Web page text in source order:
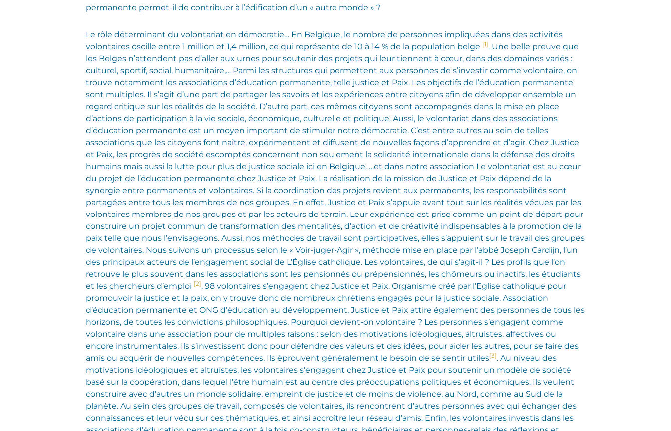
permanente permet-il de contribuer à l’édification d’un « autre monde » ?
Le rôle déterminant du volontariat en démocratie… En Belgique, le nombre de personnes impliquées dans des activités
volontaires oscille entre 1 million et 1,4 million, ce qui représente de 10 à 14 % de la population belge [1]. Une belle preuve que
les Belges n’attendent pas d’aller aux urnes pour soutenir des projets qui leur tiennent à cœur, dans des domaines variés :
culturel, sportif, social, humanitaire,… Parmi les structures qui permettent aux personnes de s’investir comme volontaire, on
trouve notamment les associations d’éducation permanente, telle justice et Paix. Les objectifs de l’éducation permanente
sont multiples. Il s’agit d’une part de partager les savoirs et les expériences entre citoyens afin de développer ensemble un
regard critique sur les réalités de la société. D’autre part, ces mêmes citoyens sont accompagnés dans la mise en place
d’actions de participation à la vie sociale, économique, culturelle et politique. Aussi, le volontariat dans des associations
d’éducation permanente est un moyen important de stimuler notre démocratie. C’est entre autres au sein de telles
associations que les citoyens font naître, expérimentent et diffusent de nouvelles façons d’apprendre et d’agir. Chez Justice
et Paix, les progrès de société escomptés concernent non seulement la solidarité internationale dans la défense des droits
humains mais aussi la lutte pour plus de justice sociale ici en Belgique. …et dans notre association Le volontariat est au cœur
du projet de l’éducation permanente chez Justice et Paix. La réalisation de la mission de Justice et Paix dépend de la
synergie entre permanents et volontaires. Si la coordination des projets revient aux permanents, les responsabilités sont
partagées entre tous les membres de nos groupes. En effet, Justice et Paix s’appuie avant tout sur les réalités vécues par les
volontaires membres de nos groupes et par les acteurs de terrain. Leur expérience est prise comme un point de départ pour
construire un projet commun de transformation des mentalités, d’action et de créativité indispensables à la promotion de la
paix telle que nous l’envisageons. Aussi, nos méthodes de travail sont participatives, elles s’appuient sur le travail des groupes
de volontaires. Nous suivons un processus selon le « Voir-juger-Agir », méthode mise en place par l’abbé Joseph Cardijn, l’un
des principaux acteurs de l’engagement social de L’Église catholique. Les volontaires, de qui s’agit-il ? Les profils que l’on
retrouve le plus souvent dans les associations sont les pensionnés ou prépensionnés, les chômeurs ou inactifs, les étudiants
et les chercheurs d’emploi [2]. 98 volontaires s’engagent chez Justice et Paix. Organisme créé par l’Eglise catholique pour
promouvoir la justice et la paix, on y trouve donc de nombreux chrétiens engagés pour la justice sociale. Association
d’éducation permanente et ONG d’éducation au développement, Justice et Paix attire également des personnes de tous les
horizons, de toutes les convictions philosophiques. Pourquoi devient-on volontaire ? Les personnes s’engagent comme
volontaire dans une association pour de multiples raisons : selon des motivations idéologiques, altruistes, affectives ou
encore instrumentales. Ils s’investissent donc pour défendre des valeurs et des idées, pour aider les autres, pour se faire des
amis ou acquérir de nouvelles compétences. Ils éprouvent généralement le besoin de se sentir utiles[3]. Au niveau des
motivations idéologiques et altruistes, les volontaires s’engagent chez Justice et Paix pour soutenir un modèle de société
basé sur la coopération, dans lequel l’être humain est au centre des préoccupations politiques et économiques. Ils veulent
construire avec d’autres un monde solidaire, empreint de justice et de moins de violence, au Nord, comme au Sud de la
planète. Au sein des groupes de travail, composés de volontaires, ils rencontrent d’autres personnes avec qui échanger des
connaissances et leur vécu sur ces thématiques, et ainsi accroître leur réseau d’amis. Enfin, les volontaires investis dans les